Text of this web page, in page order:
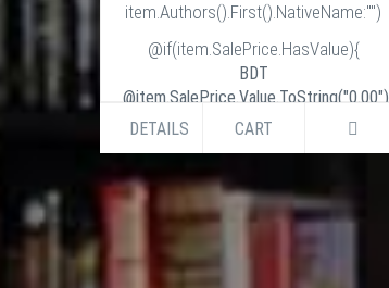
item.Authors().First().NativeName:"")
@if(item.SalePrice.HasValue){
BDT
@item.SalePrice.Value.ToString("0.00")
BDT
}else if (item.ListPrice.HasValue) {
BDT
@item.ListPrice.Value.ToString("0.00")
DETAILS CART